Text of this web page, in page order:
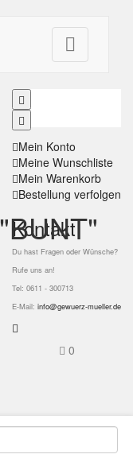

Mein Konto
Meine Wunschliste
Mein Warenkorb
Bestellung verfolgen
Kontakt
Du hast Fragen oder Wünsche?
Rufe uns an!
Tel: 0611 - 300713
E-Mail: info@gewuerz-mueller.de
0